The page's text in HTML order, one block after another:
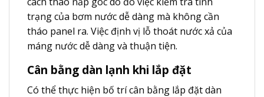
trạng của bơm nước dễ dàng mà không cần
tháo panel ra. Việc định vị lỗ thoát nước xả của
máng nước dễ dàng và thuận tiện.
Cân bằng dàn lạnh khi lắp đặt
Có thể thực hiện bố trí cân bằng lắp đặt dàn